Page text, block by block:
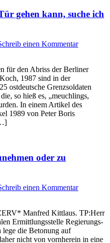
gehen kann, suche ich
einen Kommentar
für den Abriss der Berliner
1987 sind in der
ostdeutsche Grenzsoldaten
so hieß es, „meuchlings,
In einem Artikel des
1989 von Peter Boris
oder zu
einen Kommentar
Manfred Kittlaus. TP:Herr
Ermittlungsstelle Regierungs-
die Betonung auf
nicht von vornherein in eine